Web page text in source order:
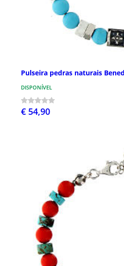
Pulseira pedras naturais
DISPONÍVEL
€ 54,90